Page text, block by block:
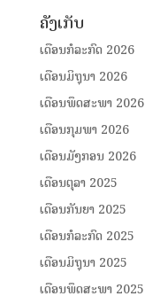
ຄັງເກັບ
ເດືອນກໍລະກົດ 2026
ເດືອນມິຖຸນາ 2026
ເດືອນພຶດສະພາ 2026
ເດືອນກຸມພາ 2026
ເດືອນມັງກອນ 2026
ເດືອນຕຸລາ 2025
ເດືອນກັນຍາ 2025
ເດືອນກໍລະກົດ 2025
ເດືອນມິຖຸນາ 2025
ເດືອນພຶດສະພາ 2025